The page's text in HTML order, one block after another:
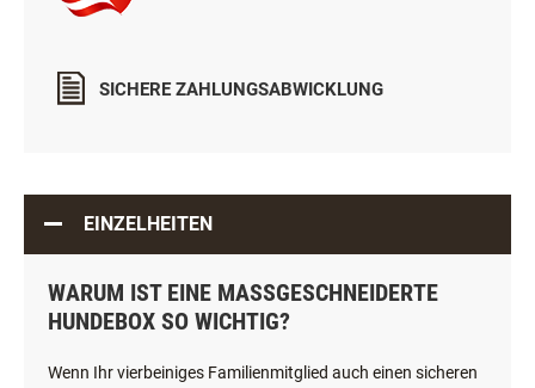
SICHERE ZAHLUNGSABWICKLUNG
EINZELHEITEN
WARUM IST EINE MASSGESCHNEIDERTE H
UNDEBOX SO WICHTIG?
Wenn Ihr vierbeiniges Familienmitglied auch einen sicheren